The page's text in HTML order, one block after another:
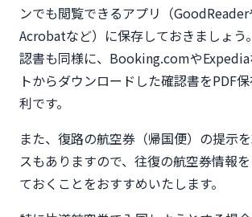
ンでも閲覧できるアプリ（
Acrobatなど）に保存しておきましょう
認書も同様に、Booking.comや
トからダウンロードした確認書をPDF
利です。
また、復路の航空券（帰国便）の提示
スもありますので、往復の航空券情報
ておくことをおすすめいたします。